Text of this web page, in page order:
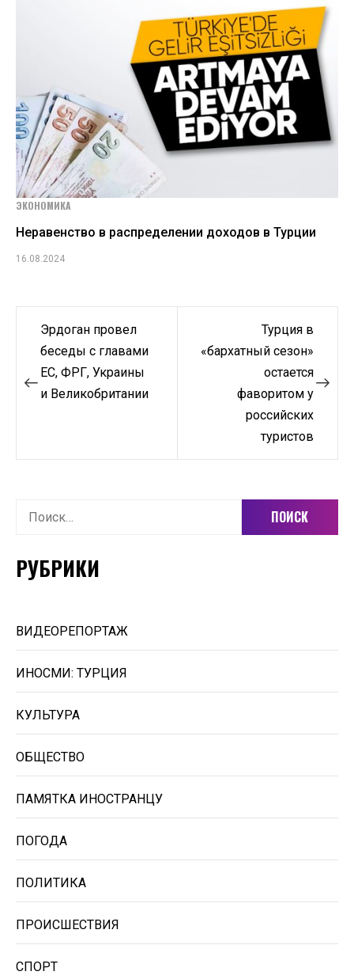
ЭКОНОМИКА
Неравенство в распределении доходов в Турции
16.08.2024
Навигация
записям
Эрдоган провел
беседы с главами
ЕС, ФРГ, Украины
и Великобритании
Турция в
«бархатный сезон»
остается
фаворитом у
российских
туристов
Найти:
РУБРИКИ
ВИДЕОРЕПОРТАЖ
ИНОСМИ: ТУРЦИЯ
КУЛЬТУРА
ОБЩЕСТВО
ПАМЯТКА ИНОСТРАНЦУ
ПОГОДА
ПОЛИТИКА
ПРОИСШЕСТВИЯ
СПОРТ